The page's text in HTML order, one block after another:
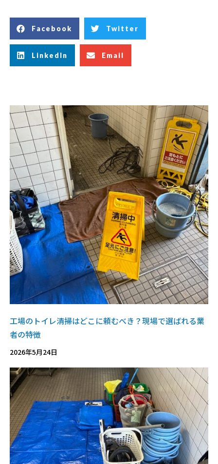
Facebook Twitter
LinkedIn Email
工場のトイレ清掃はどこに頼むべき？現場で選ばれる業
者の特徴
2026年5月24日